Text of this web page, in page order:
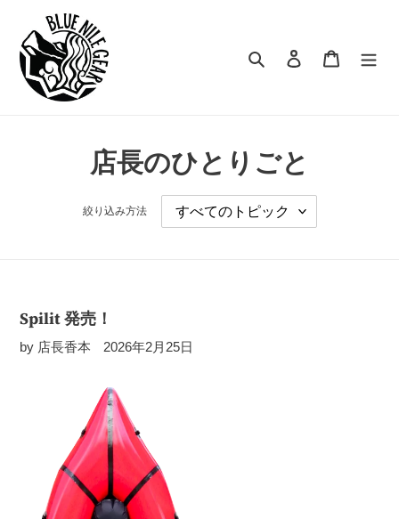
検索 ログインカート
店長のひとりごと
絞り込み方法
Spilit 発売！
by 店長香本 2026年2月25日